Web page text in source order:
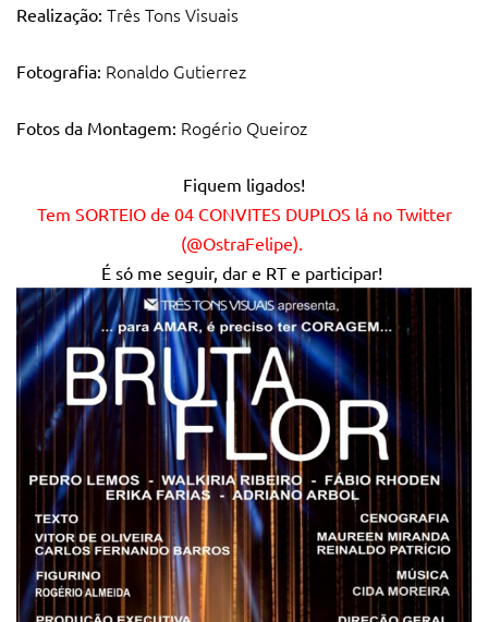
Realização: Três Tons Visuais
Fotografia: Ronaldo Gutierrez
Fotos da Montagem: Rogério Queiroz
Fiquem ligados!
Tem SORTEIO de 04 CONVITES DUPLOS lá no Twitter
(@OstraFelipe).
É só me seguir, dar e RT e participar!